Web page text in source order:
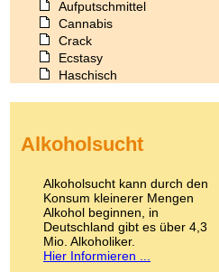
Aufputschmittel
Cannabis
Crack
Ecstasy
Haschisch
Kokain
LSD
Marihuana
Medikamente
Meskalin
Metamphetamin
Methadon
Alkoholsucht
Alkoholsucht kann durch den
Konsum kleinerer Mengen
Alkohol beginnen, in
Deutschland gibt es über 4,3
Mio. Alkoholiker.
Hier Informieren ...